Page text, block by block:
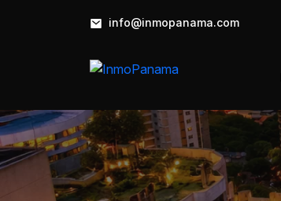
info@inmopanama.com